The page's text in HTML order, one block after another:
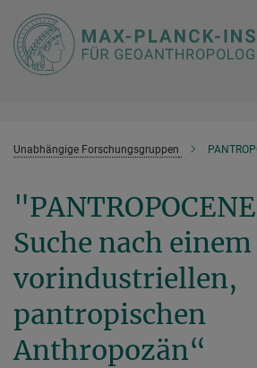
Hauptinhalt
Unabhängige Forschungsgruppen
Suche nach einem
vorindustriellen,
pantropischen
Anthropozän“